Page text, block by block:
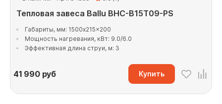
Тепловая завеса Ballu BHC-B15T09-PS
Габариты, мм: 1500x215x200
Мощность нагревания, кВт: 9.0/6.0
Эффективная длина струи, м: 3
41 990руб Купить